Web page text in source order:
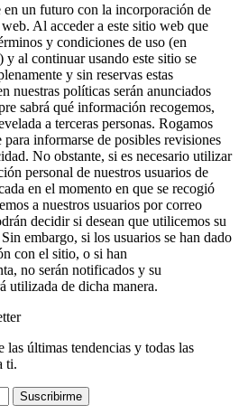
en un futuro con la incorporación de
Al acceder a este sitio web que
y condiciones de uso (en
al continuar usando este sitio se
y sin reservas estas
nuestras políticas serán anunciados
sabrá qué información recogemos,
a terceras personas. Rogamos
informarse de posibles revisiones
No obstante, si es necesario utilizar
personal de nuestros usuarios de
en el momento en que se recogió
a nuestros usuarios por correo
decidir si desean que utilicemos su
embargo, si los usuarios se han dado
con el sitio, o si han
no serán notificados y su
utilizada de dicha manera.
las últimas tendencias y todas las
ti.
Suscribirme